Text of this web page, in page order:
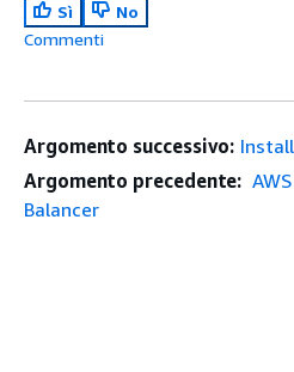
Sì
No
Commenti
Argomento successivo:
Argomento precedente:
Balancer